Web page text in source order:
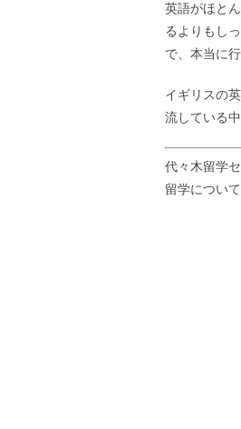
英語がほと
るよりもし
で、本当に
イギリスの
流している
代々木留学
留学につい